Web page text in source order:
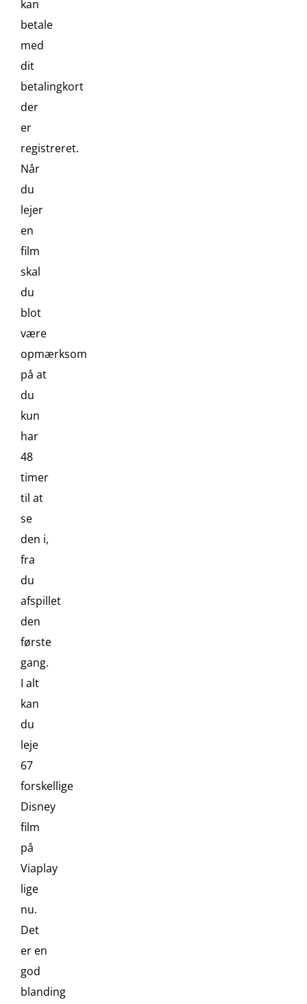
kan
betale
med
dit
betalingkort
der
er
registreret.
Når
du
lejer
en
film
skal
du
blot
være
opmærksom
på at
du
kun
har
48
timer
til at
se
den i,
fra
du
afspillet
den
første
gang.
I alt
kan
du
leje
67
forskellige
Disney
film
på
Viaplay
lige
nu.
Det
er en
god
blanding